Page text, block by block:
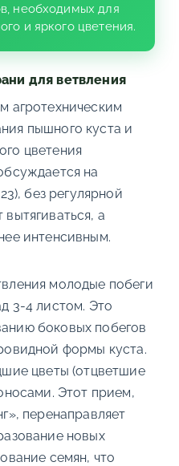
необходимых для
и яркого цветения.
для ветвления
агротехническим
пышного куста и
цветения
на
без регулярной
а
интенсивным.
молодые побеги
3-4 листом. Это
боковых побегов
формы куста.
цветы (отцветшие
Этот прием,
перенаправляет
новых
семян, что